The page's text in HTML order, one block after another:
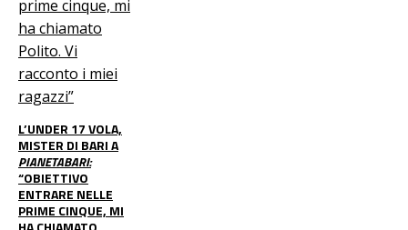
L’UNDER 17 VOLA,
MISTER DI BARI A
PIANETABARI:
“OBIETTIVO
ENTRARE NELLE
PRIME CINQUE, MI